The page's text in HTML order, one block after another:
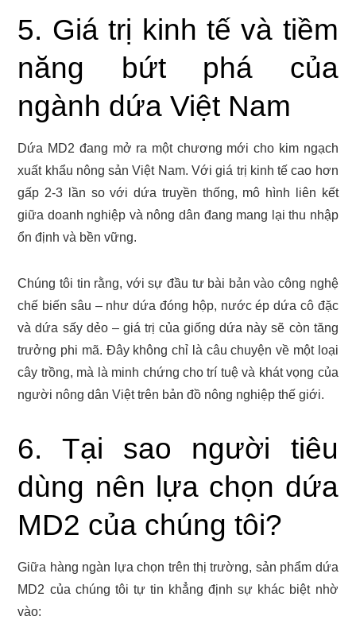
5. Giá trị kinh tế và tiềm
năng bứt phá của
ngành dứa Việt Nam
Dứa MD2 đang mở ra một chương mới cho kim ngạch
xuất khẩu nông sản Việt Nam. Với giá trị kinh tế cao hơn
gấp 2-3 lần so với dứa truyền thống, mô hình liên kết
giữa doanh nghiệp và nông dân đang mang lại thu nhập
ổn định và bền vững.
Chúng tôi tin rằng, với sự đầu tư bài bản vào công nghệ
chế biến sâu – như dứa đóng hộp, nước ép dứa cô đặc
và dứa sấy dẻo – giá trị của giống dứa này sẽ còn tăng
trưởng phi mã. Đây không chỉ là câu chuyện về một loại
cây trồng, mà là minh chứng cho trí tuệ và khát vọng của
người nông dân Việt trên bản đồ nông nghiệp thế giới.
6. Tại sao người tiêu
dùng nên lựa chọn dứa
MD2 của chúng tôi?
Giữa hàng ngàn lựa chọn trên thị trường, sản phẩm dứa
MD2 của chúng tôi tự tin khẳng định sự khác biệt nhờ
vào: